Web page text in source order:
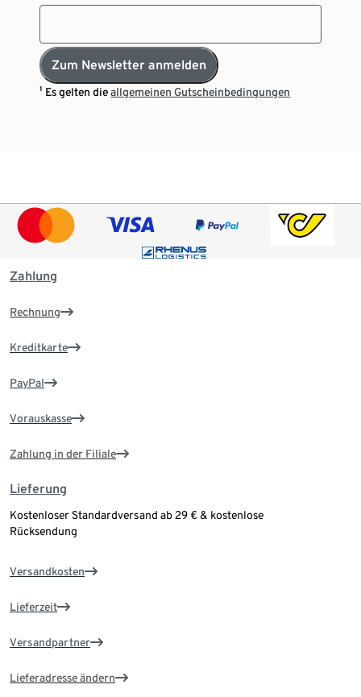
Zum Newsletter anmelden
¹ Es gelten dieallgemeinen Gutscheinbedingungen
Zahlung
Rechnung
Kreditkarte
PayPal
Vorauskasse
Zahlung in der Filiale
Lieferung
Kostenloser Standardversand ab 29 € & kostenlose
Rücksendung
Versandkosten
Lieferzeit
Versandpartner
Lieferadresse ändern